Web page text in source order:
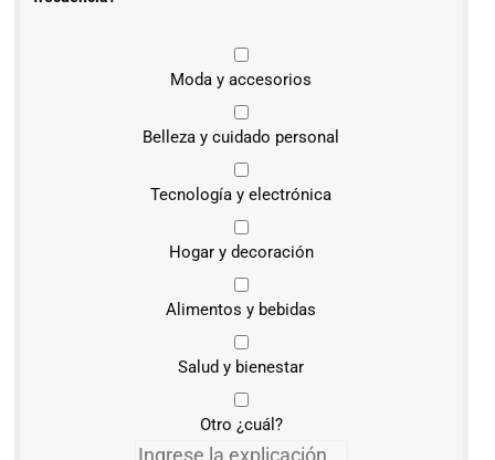
Moda y accesorios
Belleza y cuidado personal
Tecnología y electrónica
Hogar y decoración
Alimentos y bebidas
Salud y bienestar
Otro ¿cuál?